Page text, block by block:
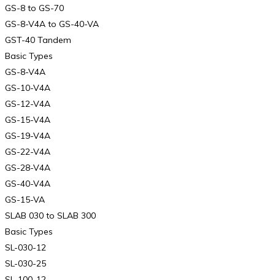
GS-8 to GS-70
GS-8-V4A to GS-40-VA
GST-40 Tandem
Basic Types
GS-8-V4A
GS-10-V4A
GS-12-V4A
GS-15-V4A
GS-19-V4A
GS-22-V4A
GS-28-V4A
GS-40-V4A
GS-15-VA
SLAB 030 to SLAB 300
Basic Types
SL-030-12
SL-030-25